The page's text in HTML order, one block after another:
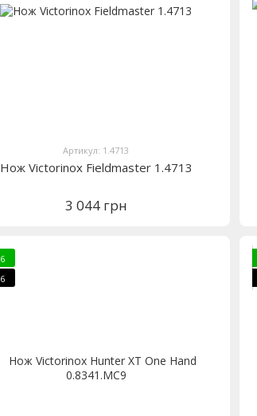
Артикул: 1.4713
Нож Victorinox Fieldmaster 1.4713
3 044 грн
6
6